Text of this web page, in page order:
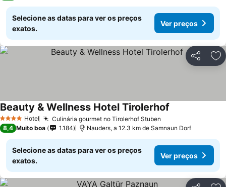
Selecione as datas para ver os preços
exatos.
Ver preços
Partilhar
4 EstrelasHotel Culinária gourmet no Tirolerhof Stuben
Beauty & Wellness Hotel Tirolerhof
8,4 Muito boa 1.184 Nauders, a 12.3 km de Samnaun Dorf
Selecione as datas para ver os preços
exatos.
Ver preços